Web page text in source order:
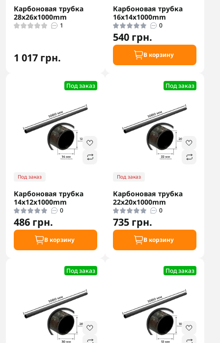
Карбоновая трубка
28х26х1000mm
1
1 017 грн.
Карбоновая трубка
16х14х1000mm
0
540 грн.
В корзину
Под заказ
Под заказ
Карбоновая трубка
14х12х1000mm
0
486 грн.
В корзину
Под заказ
Под заказ
Карбоновая трубка
22х20х1000mm
0
735 грн.
В корзину
Под заказ Под заказ